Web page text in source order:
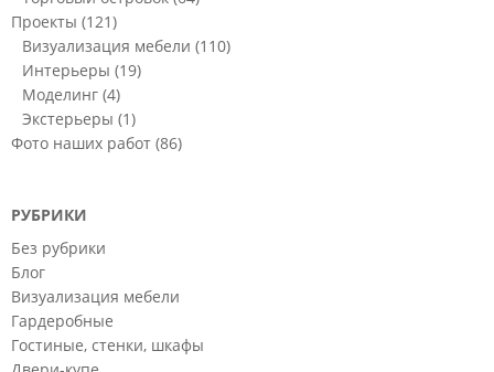
Проекты (121)
Визуализация мебели (110)
Интерьеры (19)
Моделинг (4)
Экстерьеры (1)
Фото наших работ (86)
РУБРИКИ
Без рубрики
Блог
Визуализация мебели
Гардеробные
Гостиные, стенки, шкафы